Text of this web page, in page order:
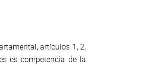
artículos 1, 2,
es competencia de la